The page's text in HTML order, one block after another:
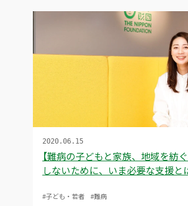
【難病の子どもと家族、地域を紡
しないために、いま必要な支援と
2020.06.15
#子ども・若者 #難病